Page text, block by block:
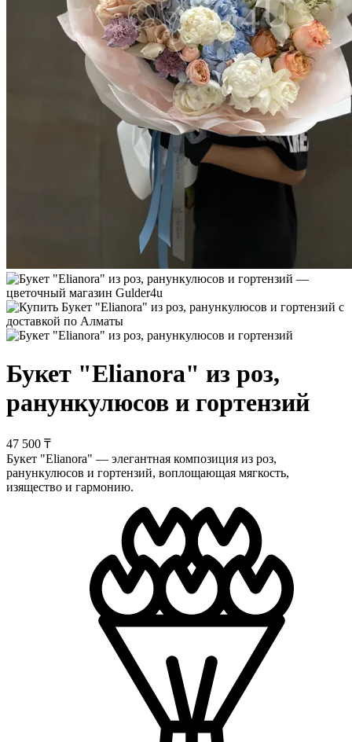
Букет "Elianora" из роз,
ранункулюсов и гортензий
47 500 ₸
Букет "Elianora" — элегантная композиция из роз,
ранункулюсов и гортензий, воплощающая мягкость,
изящество и гармонию.